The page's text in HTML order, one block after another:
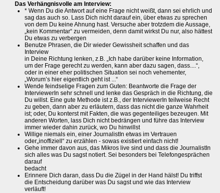
Das Verhängnisvolle am Interview:
* Wenn Du die Antwort auf eine Frage nicht weißt, dann sei ehrlich und
sag das auch so. Lass Dich nicht darauf ein, über etwas zu sprechen
von dem Du keine Ahnung hast. Versuche aber trotzdem die Aussage,
„kein Kommentar“ zu vermeiden, denn damit wirkst Du nur, also hättest
Du etwas zu verbergen
Benutze Phrasen, die Dir wieder Gewissheit schaffen und das
Interview
in Deine Richtung lenken, z.B. „Ich habe darüber keine Information,
um der Frage gerecht zu werden, kann aber dazu sagen, dass....“,
oder in einer eher politischen Situation sei noch vehementer,
„Worum’s hier eigentlich geht ist ...“
Wende feindselige Fragen zum Guten: Beantworte die Frage der
InterviewerIn sehr schnell und lenke das Gespräch in die Richtung, die
Du willst. Eine gute Methode ist z.B., der InterviewerIn teilweise Recht
zu geben, dann aber zu erläutern, dass das nicht die ganze Wahrheit
ist; oder, Du konterst mit Fakten, die was gegenteiliges bezeugen. Mit
anderen Worten, lass Dich nicht bedrängen und führe das Interview
immer wieder dahin zurück, wo Du hinwillst
Willige niemals ein, einer JournalistIn etwas im Vertrauen
oder„inoffiziell“ zu erzählen - sowas existiert einfach nicht!
Gehe immer davon aus, das Mikros live sind und dass die JournalistIn
sich alles was Du sagst notiert. Sei besonders bei Telefongesprächen
darauf
bedacht
Erinnere Dich daran, dass Du die Zügel in der Hand hälst! Du triffst
die Entscheidung darüber was Du sagst und wie das Interview
verläuft!